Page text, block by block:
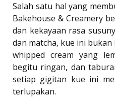
Salah satu hal yang
Bakehouse & Creamery
dan kekayaan rasa
dan matcha, kue ini
whipped cream yang
begitu ringan, dan
setiap gigitan kue ini
terlupakan.